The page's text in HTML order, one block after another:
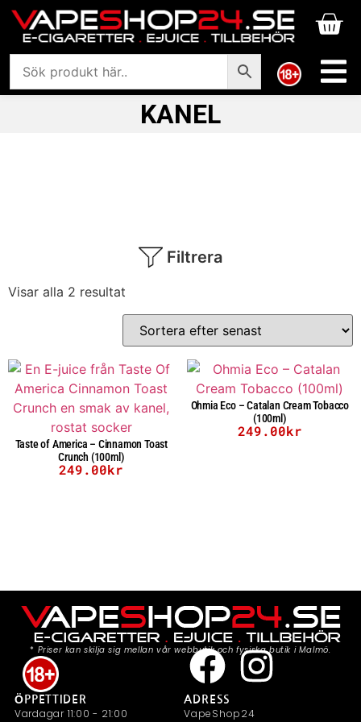
KANEL
Filtrera
Visar alla 2 resultat
Taste of America – Cinnamon Toast
Crunch (100ml)
249.00kr
Ohmia Eco – Catalan Cream Tobacco
(100ml)
249.00kr
* Priser kan skilja sig mellan vår webbutik och fysiska butik i Malmö.
ÖPPETTIDER
Vardagar 11:00 - 21:00
ADRESS
VapeShop24